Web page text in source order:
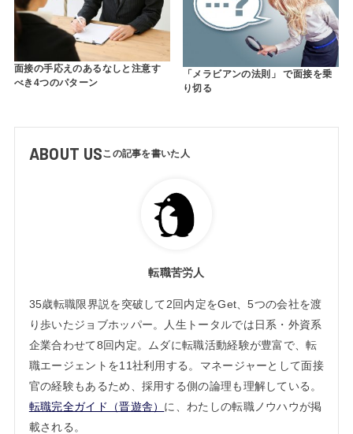
面接の手応えのあるなしと注意す
べき4つのパターン
「メラビアンの法則」 で面接を乗
り切る
ABOUT US
転職苦労人
35歳転職限界説を突破して2回内定をGet、5つの会社を渡
り歩いたジョブホッパー。人生トータルでは日系・外資系
企業合わせて8回内定。ムダに転職活動経験が豊富で、転
職エージェントを11社利用する。マネージャーとして面接
官の経験もあるため、採用する側の論理も理解している。
転職完全ガイド（晋遊舎） に、わたしの転職ノウハウが掲
載される。